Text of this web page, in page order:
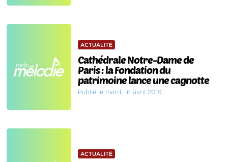
ACTUALITÉ
Cathédrale Notre-Dame de
Paris : la Fondation du
patrimoine lance une cagnotte
Publié le mardi 16 avril 2019
ACTUALITÉ